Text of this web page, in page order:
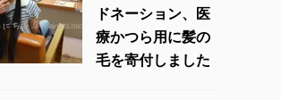
ドネーション、医
療かつら用に髪の
毛を寄付しました